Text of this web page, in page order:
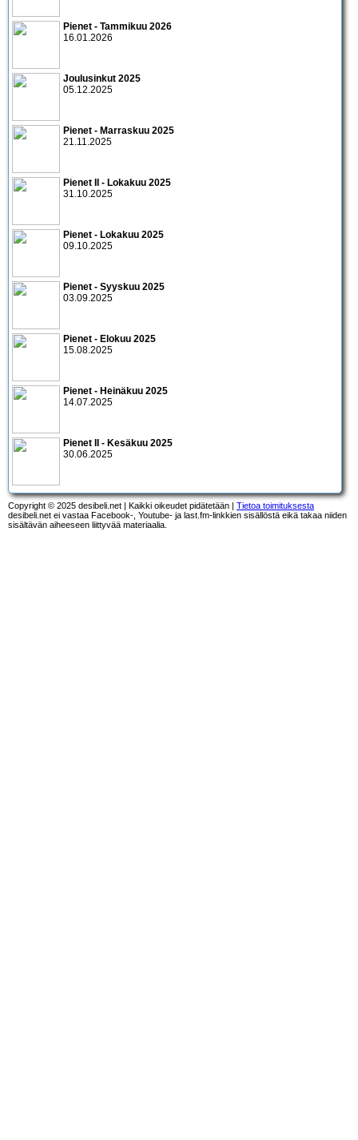
Pienet - Tammikuu 2026
16.01.2026
Joulusinkut 2025
05.12.2025
Pienet - Marraskuu 2025
21.11.2025
Pienet II - Lokakuu 2025
31.10.2025
Pienet - Lokakuu 2025
09.10.2025
Pienet - Syyskuu 2025
03.09.2025
Pienet - Elokuu 2025
15.08.2025
Pienet - Heinäkuu 2025
14.07.2025
Pienet II - Kesäkuu 2025
30.06.2025
Copyright © 2025 desibeli.net | Kaikki oikeudet pidätetään | Tietoa toimituksesta
desibeli.net ei vastaa Facebook-, Youtube- ja last.fm-linkkien sisällöstä eikä takaa niiden
sisältävän aiheeseen liittyvää materiaalia.